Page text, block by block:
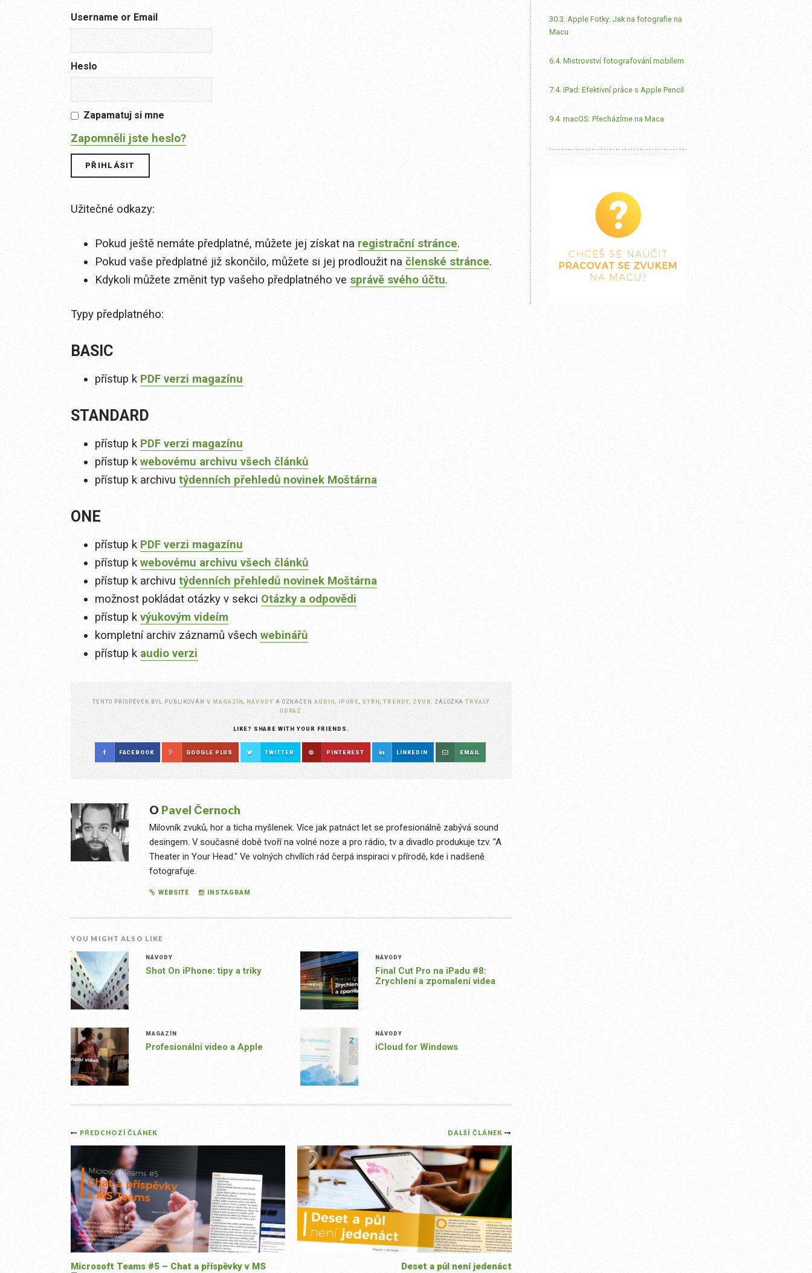
Username or Email
Heslo
Zapamatuj si mne
Zapomněli jste heslo?
Užitečné odkazy:
Pokud ještě nemáte předplatné, můžete jej získat na registrační stránce.
Pokud vaše předplatné již skončilo, můžete si jej prodloužit na členské stránce.
Kdykoli můžete změnit typ vašeho předplatného ve správě svého účtu.
Typy předplatného:
BASIC
přístup k PDF verzi magazínu
STANDARD
přístup k PDF verzi magazínu
přístup k webovému archivu všech článků
přístup k archivu týdenních přehledů novinek Moštárna
ONE
přístup k PDF verzi magazínu
přístup k webovému archivu všech článků
přístup k archivu týdenních přehledů novinek Moštárna
možnost pokládat otázky v sekci Otázky a odpovědi
přístup k výukovým videím
kompletní archiv záznamů všech webinářů
přístup k audio verzi
TENTO PŘÍSPĚVEK BYL PUBLIKOVÁN V MAGAZÍN NÁVODY A OZNAČENAUDIO IPURE STŘH TRENDY ZVUK . ZÁLOŽKATRVALÝ
ODKAZ
LIKE? SHARE WITH YOUR FRIENDS.
FACEBOOK GOOGLE PLUS TWITTER PINTEREST LINKEDIN EMAIL
O Pavel Černoch
Milovník zvuků, hor a ticha myšlenek. Více jak patnáct let se profesionálně zabývá sound
desingem. V současné době tvoří na volné noze a pro rádio, tv a divadlo produkuje tzv. "A
Theater in Your Head." Ve volných chvílích rád čerpá inspiraci v přírodě, kde i nadšeně
fotografuje.
WEBSITE INSTAGRAM
YOU MIGHT ALSO LIKE
NÁVODY
Shot On iPhone: tipy a triky
NÁVODY
Final Cut Pro na iPadu #8:
Zrychlení a zpomalení videa
MAGAZÍN
Profesionální video a Apple
NÁVODY
iCloud for Windows
Post
navigation
DALŠÍ ČLÁNEK
Deset a půl není jedenáct
PŘEDCHOZÍ ČLÁNEK
Microsoft Teams #5 – Chat a příspěvky v MS
30.3. Apple Fotky: Jak na fotografie na
Macu
6.4. Mistrovství fotografování mobilem
7.4. iPad: Efektivní práce s Apple Pencil
9.4. macOS: Přecházíme na Maca